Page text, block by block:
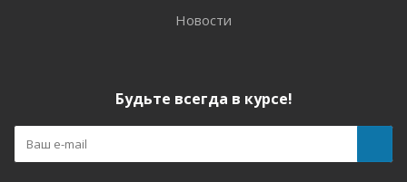
Новости
Будьте всегда в курсе!